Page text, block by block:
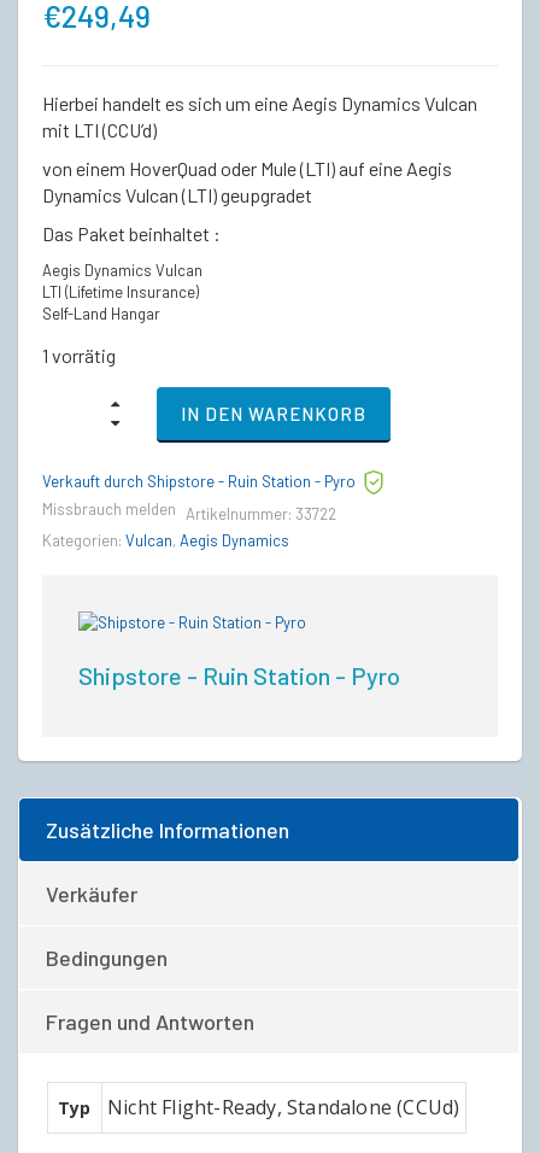
€249,49
Hierbei handelt es sich um eine Aegis Dynamics Vulcan
mit LTI (CCU’d)
von einem HoverQuad oder Mule (LTI) auf eine Aegis
Dynamics Vulcan (LTI) geupgradet
Das Paket beinhaltet :
Aegis Dynamics Vulcan
LTI (Lifetime Insurance)
Self-Land Hangar
1 vorrätig
Versicherung
quantity
IN DEN WARENKORB
Verkauft durch Shipstore - Ruin Station - Pyro
Missbrauch melden
Artikelnummer: 33722
Kategorien: Vulcan, Aegis Dynamics
Shipstore - Ruin Station - Pyro
Zusätzliche Informationen
Verkäufer
Bedingungen
Fragen und Antworten
Typ Nicht Flight-Ready, Standalone (CCUd)